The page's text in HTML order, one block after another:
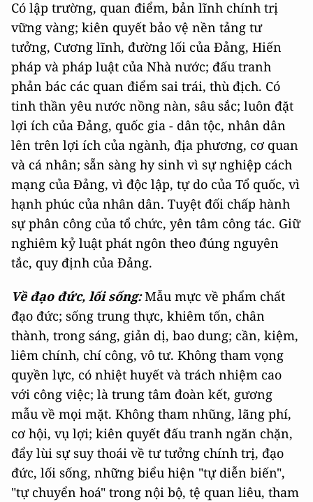
Có lập trường, quan điểm, bản lĩnh chính trị
vững vàng; kiên quyết bảo vệ nền tảng tư
tưởng, Cương lĩnh, đường lối của Đảng, Hiến
pháp và pháp luật của Nhà nước; đấu tranh
phản bác các quan điểm sai trái, thù địch. Có
tinh thần yêu nước nồng nàn, sâu sắc; luôn đặt
lợi ích của Đảng, quốc gia - dân tộc, nhân dân
lên trên lợi ích của ngành, địa phương, cơ quan
và cá nhân; sẵn sàng hy sinh vì sự nghiệp cách
mạng của Đảng, vì độc lập, tự do của Tổ quốc, vì
hạnh phúc của nhân dân. Tuyệt đối chấp hành
sự phân công của tổ chức, yên tâm công tác. Giữ
nghiêm kỷ luật phát ngôn theo đúng nguyên
tắc, quy định của Đảng.
Về đạo đức, lối sống:Mẫu mực về phẩm chất
đạo đức; sống trung thực, khiêm tốn, chân
thành, trong sáng, giản dị, bao dung; cần, kiệm,
liêm chính, chí công, vô tư. Không tham vọng
quyền lực, có nhiệt huyết và trách nhiệm cao
với công việc; là trung tâm đoàn kết, gương
mẫu về mọi mặt. Không tham nhũng, lãng phí,
cơ hội, vụ lợi; kiên quyết đấu tranh ngăn chặn,
đẩy lùi sự suy thoái về tư tưởng chính trị, đạo
đức, lối sống, những biểu hiện "tự diễn biến",
"tự chuyển hoá" trong nội bộ, tệ quan liêu, tham